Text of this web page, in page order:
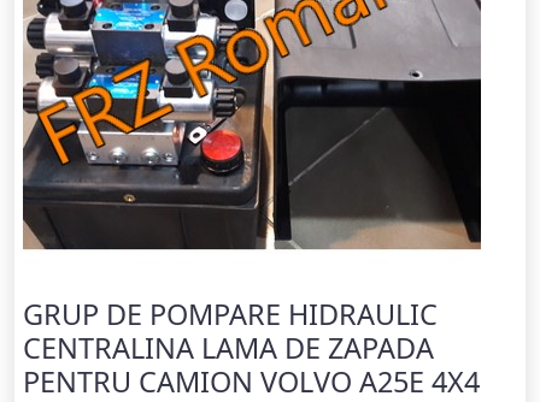
GRUP DE POMPARE HIDRAULIC
CENTRALINA LAMA DE ZAPADA
PENTRU CAMION VOLVO A25E 4X4